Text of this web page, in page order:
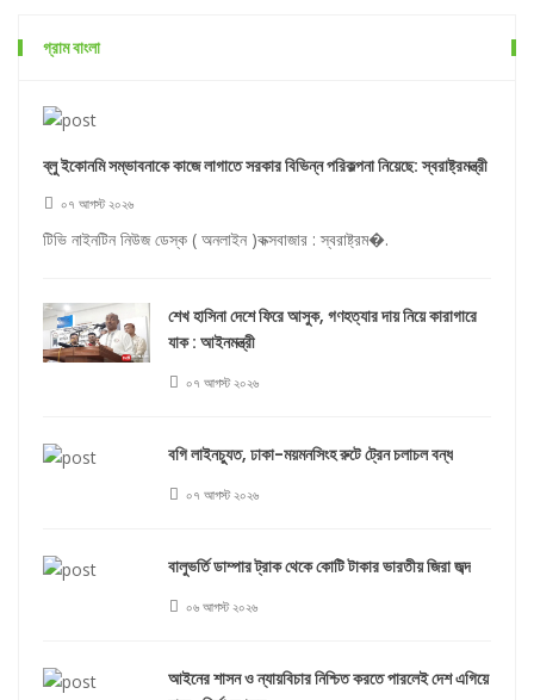
গ্রাম বাংলা
ব্লু ইকোনমি সম্ভাবনাকে কাজে লাগাতে সরকার বিভিন্ন পরিকল্পনা নিয়েছে: স্বরাষ্ট্রমন্ত্রী
০৭ আগস্ট ২০২৬
টিভি নাইনটিন নিউজ ডেস্ক ( অনলাইন )কক্সবাজার : স্বরাষ্ট্রম�.
শেখ হাসিনা দেশে ফিরে আসুক, গণহত্যার দায় নিয়ে কারাগারে
যাক : আইনমন্ত্রী
০৭ আগস্ট ২০২৬
বগি লাইনচ্যুত, ঢাকা-ময়মনসিংহ রুটে ট্রেন চলাচল বন্ধ
০৭ আগস্ট ২০২৬
বালুভর্তি ডাম্পার ট্রাক থেকে কোটি টাকার ভারতীয় জিরা জব্দ
০৬ আগস্ট ২০২৬
আইনের শাসন ও ন্যায়বিচার নিশ্চিত করতে পারলেই দেশ এগিয়ে